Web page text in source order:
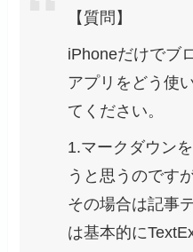
【質問】
iPhoneだけでブ
アプリをどう使
てください。
1.マークダウン
うと思うのですが
その場合は記事
は基本的に